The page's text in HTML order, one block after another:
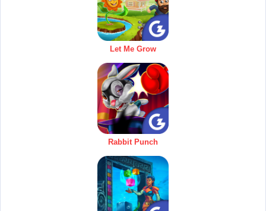
Let Me Grow
Rabbit Punch